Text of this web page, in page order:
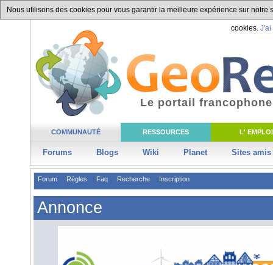
Nous utilisons des cookies pour vous garantir la meilleure expérience sur
cookies. J'ai
COMMUNAUTÉ RESSOURCES L' EMPLOI
Forums Blogs Wiki Planet Sites amis
Le portail
Forum Règles Faq Recherche Inscription
Annonce